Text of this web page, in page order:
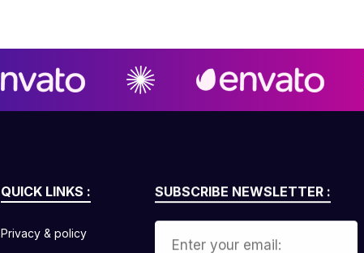
QUICK LINKS :
Privacy & policy
SUBSCRIBE NEWSLETTER :